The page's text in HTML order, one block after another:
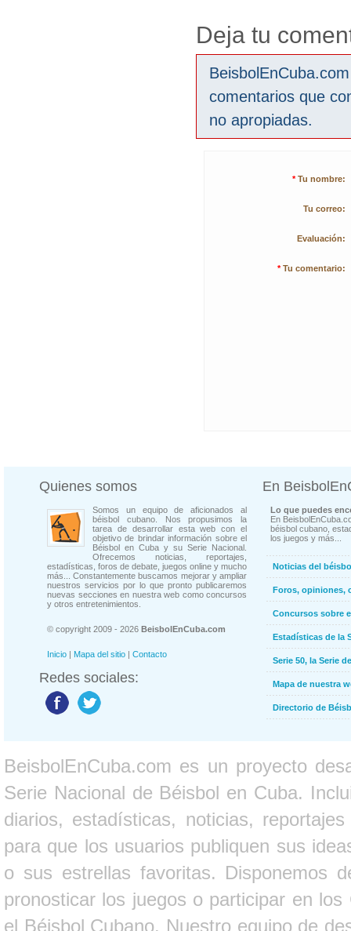
Deja tu
comentarios que
no apropiadas.
* Tu nombre:
Tu correo:
Evaluación:
* Tu comentario:
Quienes somos
Somos un equipo de aficionados al
béisbol cubano. Nos propusimos la
tarea de desarrollar esta web con el
objetivo de brindar información sobre el
Béisbol en Cuba y su Serie Nacional.
Ofrecemos noticias, reportajes,
estadísticas, foros de debate, juegos online y mucho
más... Constantemente buscamos mejorar y ampliar
nuestros servicios por lo que pronto publicaremos
nuevas secciones en nuestra web como concursos
y otros entretenimientos.
© copyright 2009 - 2026 BeisbolEnCuba.com
Inicio | Mapa del sitio | Contacto
Redes sociales:
En
Lo que puedes
En
béisbol cubano,
los juegos y más...
Noticias del
Foros, opiniones,
Concursos sobre
Estadísticas de la
Serie 50, la Serie
Mapa de nuestra
Directorio de
BeisbolEnCuba.com es un proyecto
Serie Nacional de Béisbol en Cuba.
diarios, estadísticas, noticias,
para que los usuarios publiquen sus
o sus estrellas favoritas. Disponemos
pronosticar los juegos o participar en
el Béisbol Cubano. Nuestro equipo de